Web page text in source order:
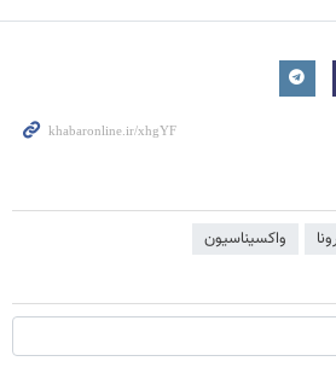
واکسیناسیون